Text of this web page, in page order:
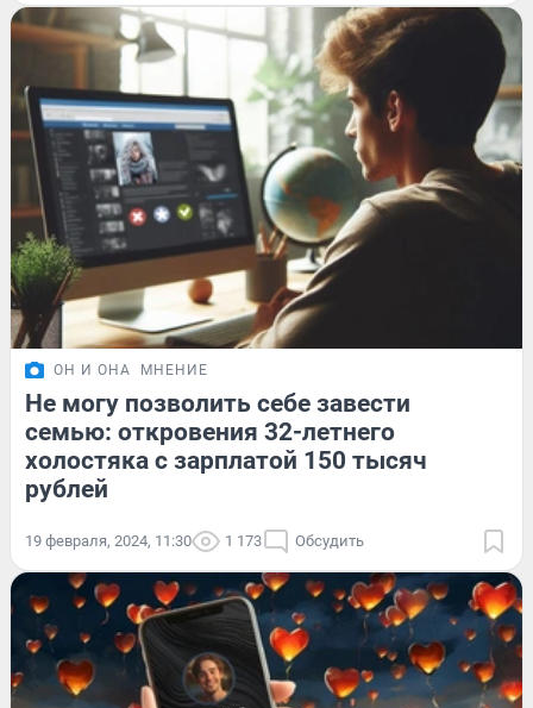
ОН И ОНА МНЕНИЕ
Не могу позволить себе завести
семью: откровения 32-летнего
холостяка с зарплатой 150 тысяч
рублей
19 февраля, 2024, 11:30 1 173 Обсудить